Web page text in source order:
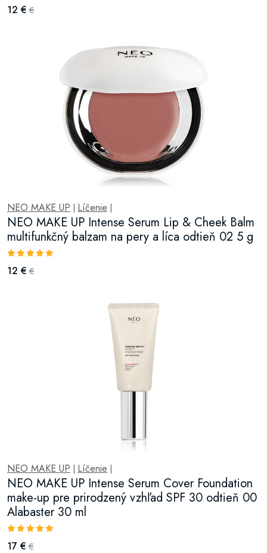
12 € €
NEO MAKE UP Líčenie
NEO MAKE UP Intense Serum Lip & Cheek Balm
multifunkčný balzam na pery a líca odtieň 02 5 g
12 € €
NEO MAKE UP Líčenie
NEO MAKE UP Intense Serum Cover Foundation
make-up pre prirodzený vzhľad SPF 30 odtieň 00
Alabaster 30 ml
17 € €